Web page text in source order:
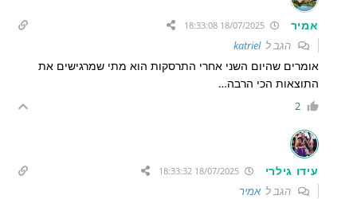
אמיר 18/07/2025 18:33:08
הגב לkatriel
אומרים שהיום השני אחרי התרסקות הוא מתי שמרגישים את
התוצאות הכי הרבה…
2
עידו גילרי 18/07/2025 18:33:32
הגב לאמיר